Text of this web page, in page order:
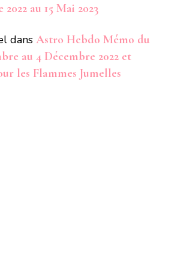
au 15 Mai 2023
dans Astro Hebdo Mémo du
au 4 Décembre 2022 et
les Flammes Jumelles